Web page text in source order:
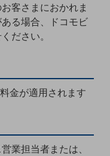
客さまにおかれま
る場合、ドコモビ
ださい。
金が適用されます
業担当者または、